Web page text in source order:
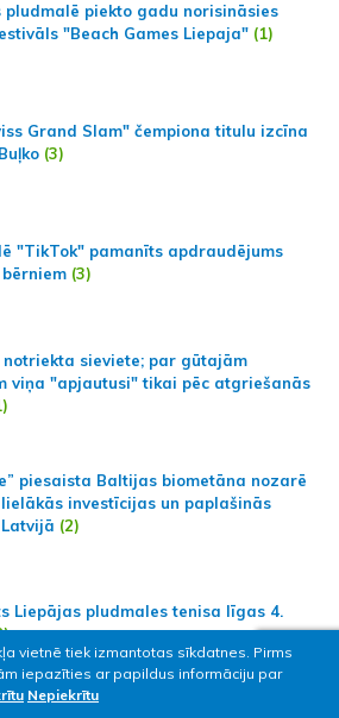
vietnē tiek izmantotas sīkdatnes. Pirms
iepazīties ar papildus informāciju par
Nepiekrītu
pludmalē piekto gadu norisināsies
"Beach Games Liepaja" (1)
Grand Slam" čempiona titulu izcīna
(3)
"TikTok" pamanīts apdraudējums
(3)
notriekta sieviete; par gūtajām
viņa "apjautusi" tikai pēc atgriešanās
piesaista Baltijas biometāna nozarē
investīcijas un paplašinās
(2)
Liepājas pludmales tenisa līgas 4.